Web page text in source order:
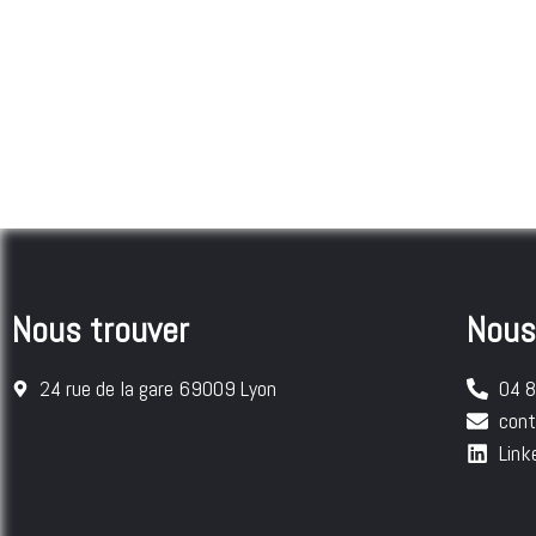
Nous trouver
24 rue de la gare 69009 Lyon
04